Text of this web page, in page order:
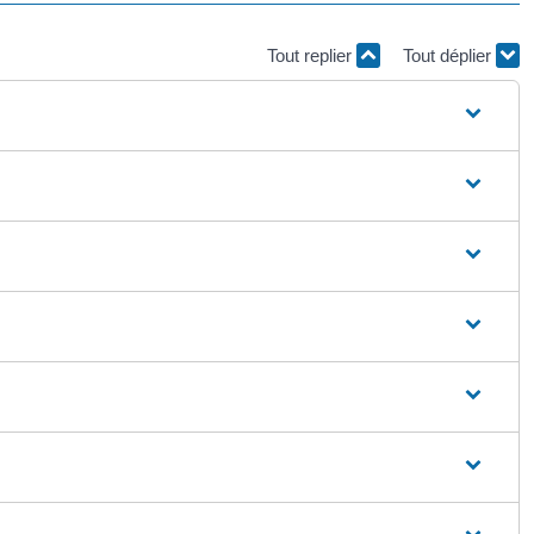
Tout replier Tout déplier